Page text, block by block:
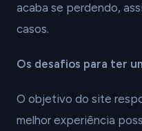
acaba se perdendo,
casos.
Os desafios para ter
O objetivo do site
melhor experiência